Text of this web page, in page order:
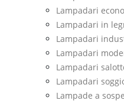
Lampadari
Lampadari in
Lampadari
Lampadari
Lampadari
Lampadari
Lampade a